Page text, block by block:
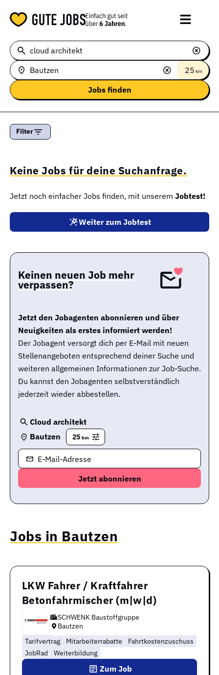
25 km
Filter
Keine Jobs für deine Suchanfrage.
Jetzt noch einfacher Jobs finden, mit unserem Jobtest!
Weiter zum Jobtest
Keinen neuen Job mehr
verpassen?
Jetzt den Jobagenten abonnieren und über
Neuigkeiten als erstes informiert werden!
Der Jobagent versorgt dich per E-Mail mit neuen
Stellenangeboten entsprechend deiner Suche und
weiteren allgemeinen Informationen zur Job-Suche.
Du kannst den Jobagenten selbstverständlich
jederzeit wieder abbestellen.
Cloud architekt
Bautzen
25 km
E-Mail-Adresse
Jobs in Bautzen
LKW Fahrer / Kraftfahrer
Betonfahrmischer (m|w|d)
SCHWENK Baustoffgruppe
Bautzen
Tarifvertrag
Mitarbeiterrabatte
Fahrtkostenzuschuss
JobRad
Weiterbildung
Zum Job